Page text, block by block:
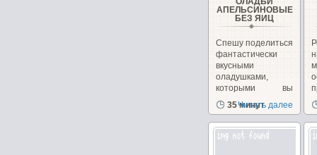
АПЕЛЬСИНОВЫЕ
БЕЗ ЯИЦ
Спешу поделиться
фантастически
вкусными
оладушками,
которыми вы
можете
порадовать...
35 минут
Читать далее